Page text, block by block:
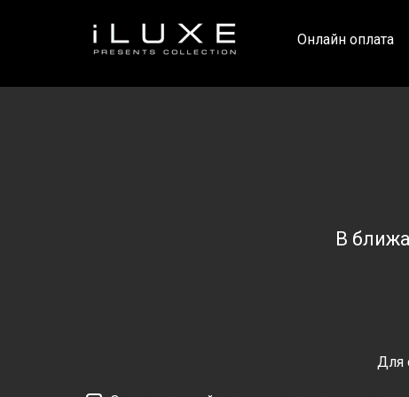
Онлайн оплата
В
Для